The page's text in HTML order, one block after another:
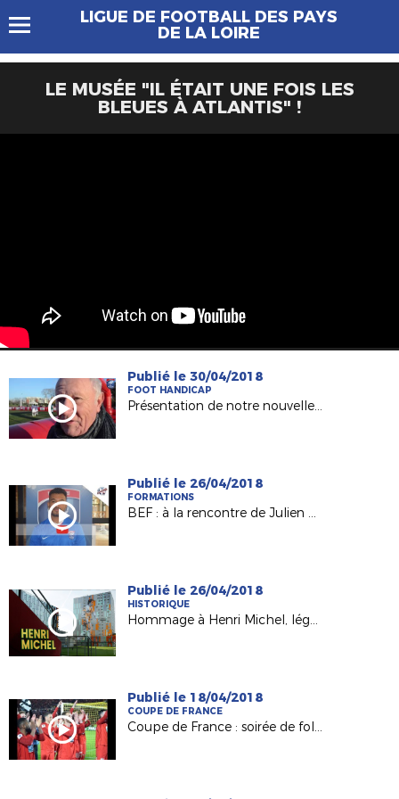
LIGUE DE FOOTBALL DES PAYS
DE LA LOIRE
LE MUSÉE "IL ÉTAIT UNE FOIS LES
BLEUES À ATLANTIS" !
Publié le 30/04/2018
FOOT HANDICAP
Présentation de notre nouvelle Commission Handisport !
Publié le 26/04/2018
FORMATIONS
BEF : à la rencontre de Julien Bengon (Ancienne Château-Gontier)
Publié le 26/04/2018
HISTORIQUE
Hommage à Henri Michel, légende du foot français
Publié le 18/04/2018
COUPE DE FRANCE
Coupe de France : soirée de folie à la Beaujoire pour Les Herbiers !